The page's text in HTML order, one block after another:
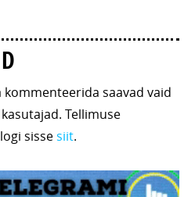
saavad vaid
Tellimuse
sissesiit.